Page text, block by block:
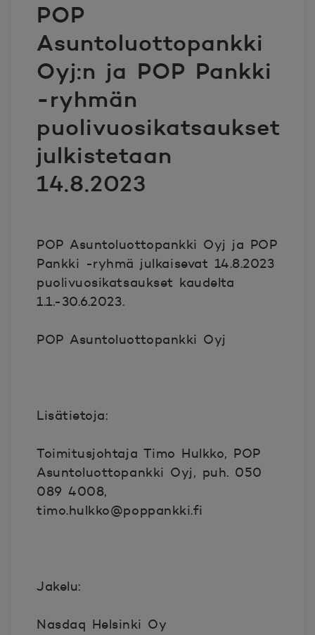
POP
Asuntoluottopankki
Oyj:n ja POP Pankki
-ryhmän
puolivuosikatsaukset
julkistetaan
14.8.2023
POP Asuntoluottopankki Oyj ja POP
Pankki -ryhmä julkaisevat 14.8.2023
puolivuosikatsaukset kaudelta
1.1.-30.6.2023.
POP Asuntoluottopankki Oyj
Lisätietoja:
Toimitusjohtaja Timo Hulkko, POP
Asuntoluottopankki Oyj, puh. 050
089 4008,
timo.hulkko@poppankki.fi
Jakelu:
Nasdaq Helsinki Oy